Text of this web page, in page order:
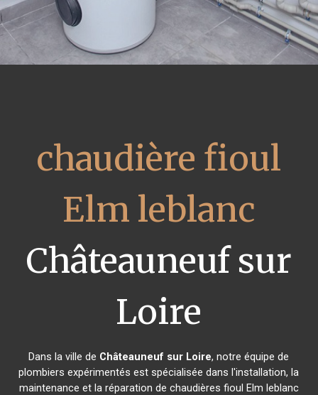
chaudière fioul
Elm leblanc
Châteauneuf sur
Loire
Dans la ville de Châteauneuf sur Loire, notre équipe de
plombiers expérimentés est spécialisée dans l'installation, la
maintenance et la réparation de chaudières fioul Elm leblanc